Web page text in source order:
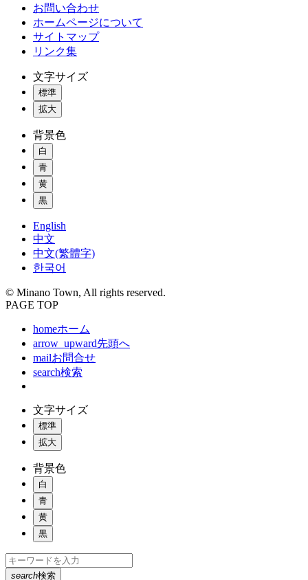
お問い合わせ
ホームページについて
サイトマップ
リンク集
文字サイズ
標準
拡大
背景色
白
青
黄
黒
English
中文
中文(繁體字)
한국어
© Minano Town, All rights reserved.
PAGE TOP
homeホーム
arrow_upward先頭へ
mailお問合せ
search検索
文字サイズ
標準
拡大
背景色
白
青
黄
黒
search検索